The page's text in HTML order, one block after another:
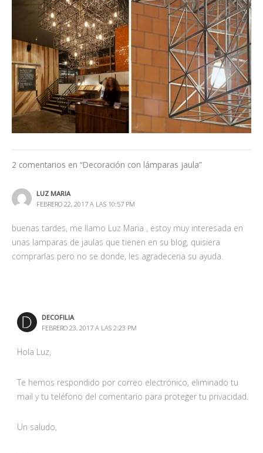
2 comentarios en “Decoración con lámparas jaula”
LUZ MARIA
FEBRERO 22, 2017 A LAS 10:57 PM
buenas tardes, me llamo Luz Maria , estoy muy interesada en
unas lamparas de jaulas que tienen en su blog, quisiera
comprarlas pero no se donde, les agradeceria su ayuda.
DECOFILIA
FEBRERO 23, 2017 A LAS 2:23 PM
Hola Luz,
Te hemos respondido por correo electrónico, eliminado tu
mail y tu teléfono del comentario para proteger tu privacidad.
Un saludo,